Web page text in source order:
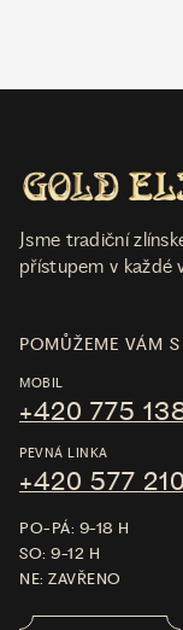
Jsme tradiční
přístupem v každé
POMŮŽEME VÁM
MOBIL
+420 775
PEVNÁ LINKA
+420 577
PO-PÁ: 9-18 H
SO: 9-12 H
NE: ZAVŘENO